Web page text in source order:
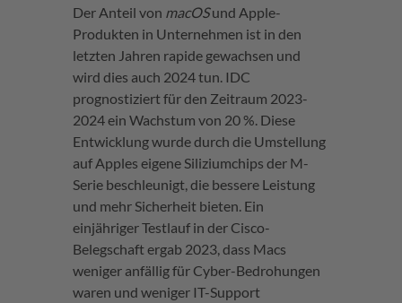
Der Anteil von macOSund Apple-
Produkten in Unternehmen ist in den
letzten Jahren rapide gewachsen und
wird dies auch 2024 tun. IDC
prognostiziert für den Zeitraum 2023-
2024 ein Wachstum von 20 %. Diese
Entwicklung wurde durch die Umstellung
auf Apples eigene Siliziumchips der M-
Serie beschleunigt, die bessere Leistung
und mehr Sicherheit bieten. Ein
einjähriger Testlauf in der Cisco-
Belegschaft ergab 2023, dass Macs
weniger anfällig für Cyber-Bedrohungen
waren und weniger IT-Support